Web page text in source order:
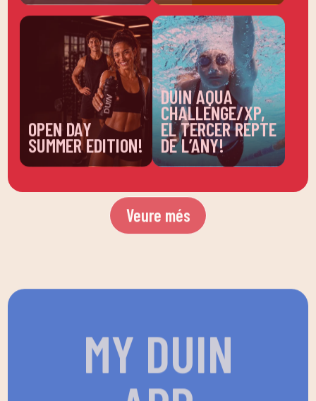
OPEN DAY
SUMMER EDITION!
DUIN AQUA
CHALLENGE/XP,
EL TERCER REPTE
DE L’ANY!
Veure més
APP